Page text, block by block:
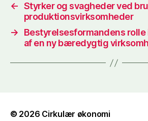
← Styrker og svagheder ved
produktionsvirksomheder
→
Bestyrelsesformandens
af en ny bæredygtig
© 2026 Cirkulær økonomi